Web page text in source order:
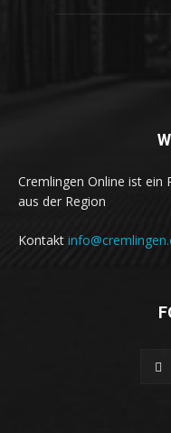
Cremlingen Online ist ein
aus der Region
Kontakt